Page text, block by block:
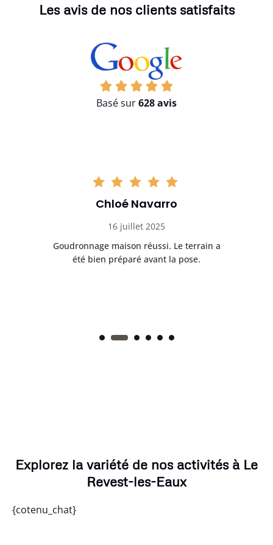
Les avis de nos clients satisfaits
Basé sur628 avis
Chloé Navarro
16 juillet 2025
Goudronnage maison réussi. Le terrain a
été bien préparé avant la pose.
Explorez la variété de nos activités à Le
Revest-les-Eaux
{cotenu_chat}